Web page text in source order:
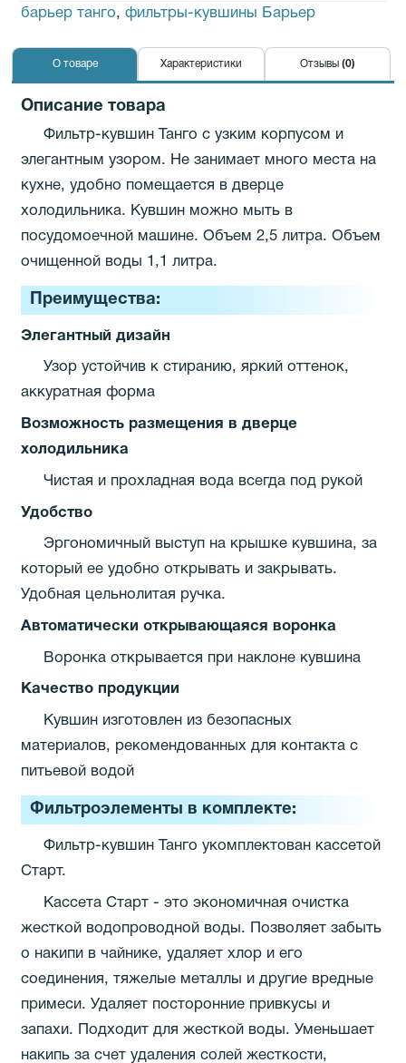
барьер танго, фильтры-кувшины Барьер
О товаре Характеристики Отзывы (0)
Описание товара
Фильтр-кувшин Танго с узким корпусом и
элегантным узором. Не занимает много места на
кухне, удобно помещается в дверце
холодильника. Кувшин можно мыть в
посудомоечной машине. Объем 2,5 литра. Объем
очищенной воды 1,1 литра.
Преимущества:
Элегантный дизайн
Узор устойчив к стиранию, яркий оттенок,
аккуратная форма
Возможность размещения в дверце
холодильника
Чистая и прохладная вода всегда под рукой
Удобство
Эргономичный выступ на крышке кувшина, за
который ее удобно открывать и закрывать.
Удобная цельнолитая ручка.
Автоматически открывающаяся воронка
Воронка открывается при наклоне кувшина
Качество продукции
Кувшин изготовлен из безопасных
материалов, рекомендованных для контакта с
питьевой водой
Фильтроэлементы в комплекте:
Фильтр-кувшин Танго укомплектован кассетой
Старт.
Кассета Старт - это экономичная очистка
жесткой водопроводной воды. Позволяет забыть
о накипи в чайнике, удаляет хлор и его
соединения, тяжелые металлы и другие вредные
примеси. Удаляет посторонние привкусы и
запахи. Подходит для жесткой воды. Уменьшает
накипь за счет удаления солей жесткости,